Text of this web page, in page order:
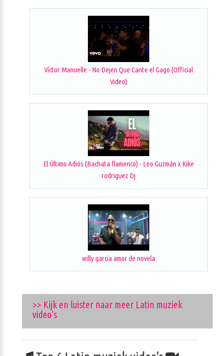
Víctor Manuelle - No Dejen Que Cante el Gago (Official
Video)
El Último Adiós (Bachata flamenco) - Leo Guzmán x Kike
rodriguez Dj
willy garcia amor de novela
>> Kijk en luister naar meer Latin muziek
video's